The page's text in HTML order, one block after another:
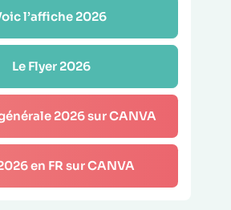
l’affiche 2026
Le Flyer 2026
2026 sur CANVA
en FR sur CANVA